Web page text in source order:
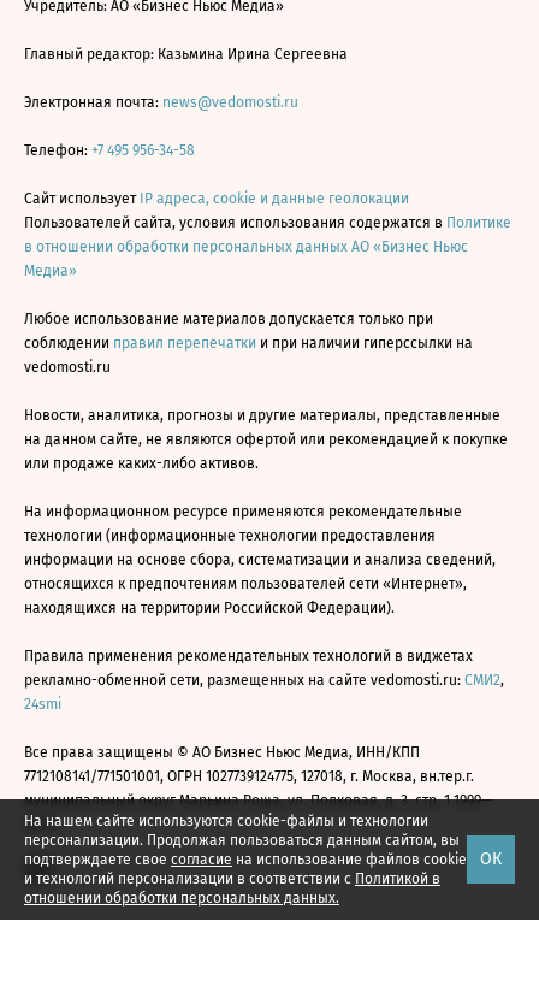
На нашем сайте используются cookie-файлы и технологии
персонализации. Продолжая пользоваться данным сайтом, вы
подтверждаете свое согласие на использование файлов cookie
и технологий персонализации в соответствии с Политикой в
отношении обработки персональных данных.
ОК
Учредитель: АО «Бизнес Ньюс Медиа»
Главный редактор: Казьмина Ирина Сергеевна
Электронная почта: news@vedomosti.ru
Телефон: +7 495 956-34-58
Сайт использует IP адреса, cookie и данные геолокации
Пользователей сайта, условия использования содержатся в Политике
в отношении обработки персональных данных АО «Бизнес Ньюс
Медиа»
Любое использование материалов допускается только при
соблюдении правил перепечатки и при наличии гиперссылки на
vedomosti.ru
Новости, аналитика, прогнозы и другие материалы, представленные
на данном сайте, не являются офертой или рекомендацией к покупке
или продаже каких-либо активов.
На информационном ресурсе применяются рекомендательные
технологии (информационные технологии предоставления
информации на основе сбора, систематизации и анализа сведений,
относящихся к предпочтениям пользователей сети «Интернет»,
находящихся на территории Российской Федерации).
Правила применения рекомендательных технологий в виджетах
рекламно-обменной сети, размещенных на сайте vedomosti.ru: СМИ2,
24smi
Все права защищены © АО Бизнес Ньюс Медиа, ИНН/КПП
7712108141/771501001, ОГРН 1027739124775, 127018, г. Москва, вн.тер.г.
муниципальный округ Марьина Роща, ул. Полковая, д. 3, стр. 1 1999—
2026